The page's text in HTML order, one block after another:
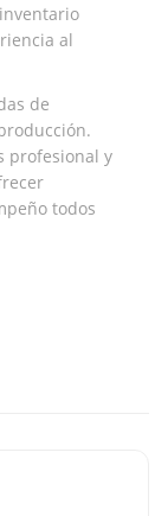
al
de
profesional y
todos